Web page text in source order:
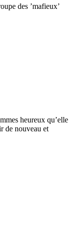
des ’mafieux’
heureux qu’elle
de nouveau et